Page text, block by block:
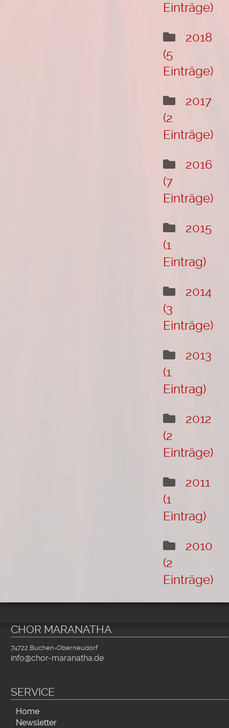
Einträge)
2018
(5
Einträge)
2017
(2
Einträge)
2016
(7
Einträge)
2015
(1
Eintrag)
2014
(3
Einträge)
2013
(1
Eintrag)
2012
(2
Einträge)
2011
(1
Eintrag)
2010
(2
Einträge)
CHOR MARANATHA
74722 Buchen-Oberneudorf
info@chor-maranatha.de
SERVICE
Navigation
überspringen
Home
Newsletter